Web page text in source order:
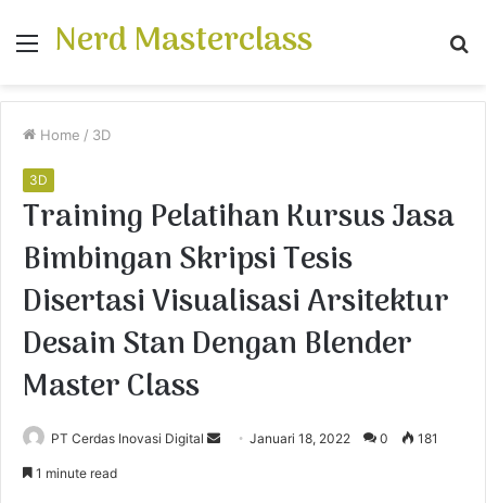
Menu
Nerd Masterclass
Home / 3D
3D
Training Pelatihan Kursus Jasa
Bimbingan Skripsi Tesis
Disertasi Visualisasi Arsitektur
Desain Stan Dengan Blender
Master Class
PT Cerdas Inovasi Digital Januari 18, 2022 0 181
1 minute read